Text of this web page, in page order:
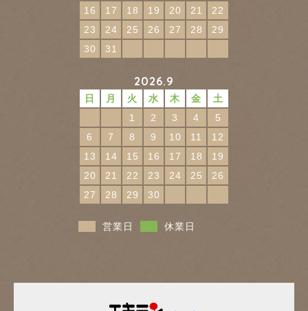
16
17 18 19 20 21
22
23
24 25 26 27 28
29
30
31
2026.9
日 月 火 水 木 金
土
1
2 3 4
5
6
7 8 9 10 11
12
13
14 15 16 17 18
19
20
21 22 23 24 25
26
27
28 29 30
営業日 休業日